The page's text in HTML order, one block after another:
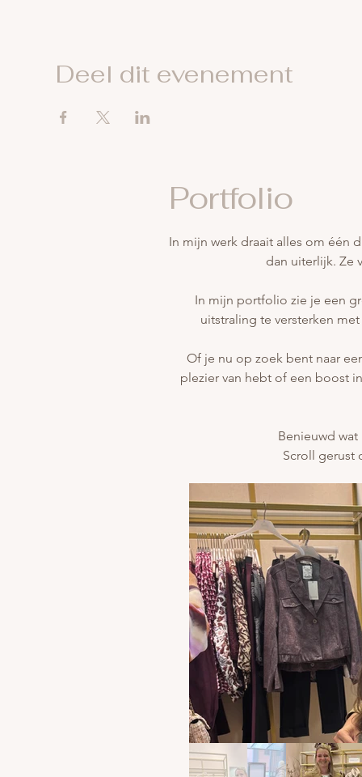
Deel dit evenement
Portfolio
In mijn werk draait alles om één
dan uiterlijk. Ze
In mijn portfolio zie je een
uitstraling te versterken
Of je nu op zoek bent naar
plezier van hebt of een boost
Benieuwd
Scroll gerust